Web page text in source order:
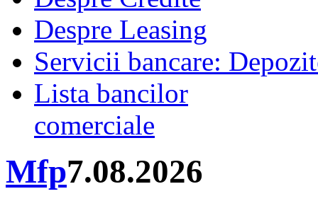
Despre Leasing
Servicii bancare:
Lista bancilor
comerciale
Mfp7.08.2026